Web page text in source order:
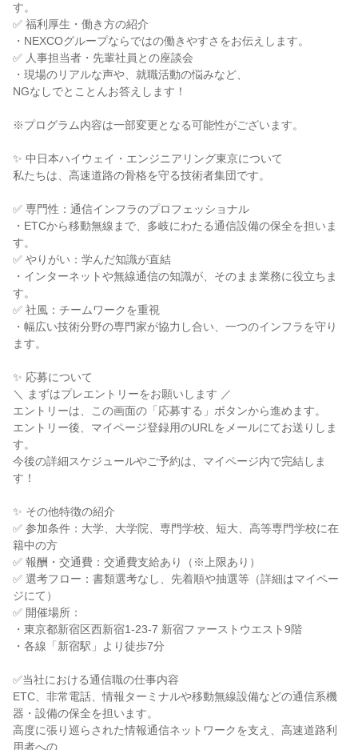
す。
✅ 福利厚生・働き方の紹介
・NEXCOグループならではの働きやすさをお伝えします。
✅ 人事担当者・先輩社員との座談会
・現場のリアルな声や、就職活動の悩みなど、
NGなしでとことんお答えします！
※プログラム内容は一部変更となる可能性がございます。
✨ 中日本ハイウェイ・エンジニアリング東京について
私たちは、高速道路の骨格を守る技術者集団です。
✅ 専門性：通信インフラのプロフェッショナル
・ETCから移動無線まで、多岐にわたる通信設備の保全を担いま
す。
✅ やりがい：学んだ知識が直結
・インターネットや無線通信の知識が、そのまま業務に役立ちま
す。
✅ 社風：チームワークを重視
・幅広い技術分野の専門家が協力し合い、一つのインフラを守り
ます。
✨ 応募について
＼ まずはプレエントリーをお願いします ／
エントリーは、この画面の「応募する」ボタンから進めます。
エントリー後、マイページ登録用のURLをメールにてお送りしま
す。
今後の詳細スケジュールやご予約は、マイページ内で完結しま
す！
✨ その他特徴の紹介
✅ 参加条件：大学、大学院、専門学校、短大、高等専門学校に在
籍中の方
✅ 報酬・交通費：交通費支給あり（※上限あり）
✅ 選考フロー：書類選考なし、先着順や抽選等（詳細はマイペー
ジにて）
✅ 開催場所：
・東京都新宿区西新宿1-23-7 新宿ファーストウエスト9階
・各線「新宿駅」より徒歩7分
✅当社における通信職の仕事内容
ETC、非常電話、情報ターミナルや移動無線設備などの通信系機
器・設備の保全を担います。
高度に張り巡らされた情報通信ネットワークを支え、高速道路利
用者への